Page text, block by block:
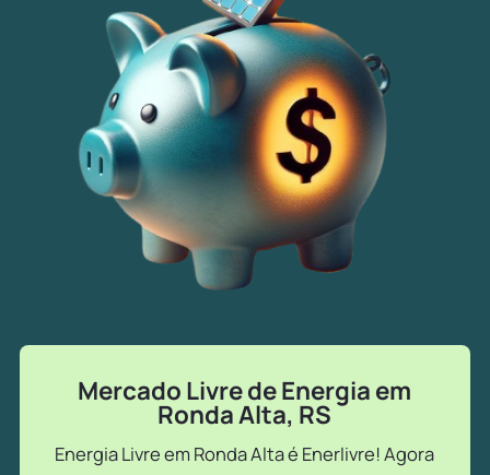
Mercado Livre de Energia em
Ronda Alta, RS
Energia Livre em Ronda Alta é Enerlivre! Agora